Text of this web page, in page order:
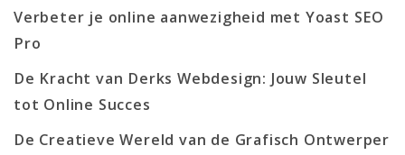
Verbeter je online aanwezigheid met Yoast SEO
Pro
De Kracht van Derks Webdesign: Jouw Sleutel
tot Online Succes
De Creatieve Wereld van de Grafisch Ontwerper